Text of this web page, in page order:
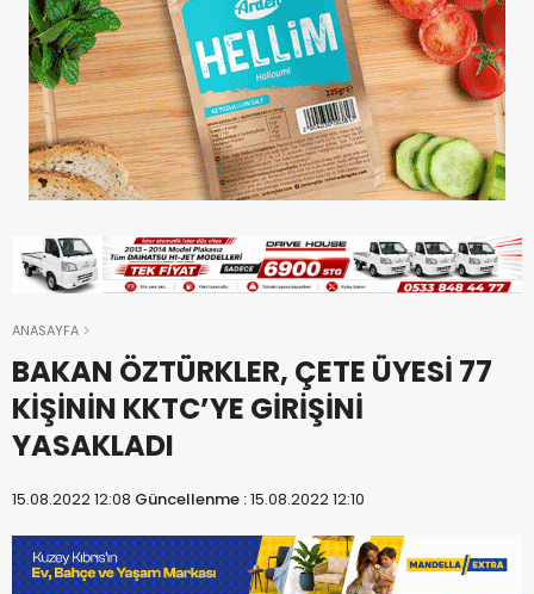
ANASAYFA
BAKAN ÖZTÜRKLER, ÇETE ÜYESİ 77
KİŞİNİN KKTC’YE GİRİŞİNİ
YASAKLADI
15.08.2022 12:08 Güncellenme :15.08.2022 12:10